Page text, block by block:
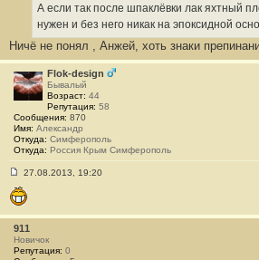
и
#
2
5
А если так после шпаклёвки лак яхтный
нужен и без него никак на эпоксидной
Ничё не понял , Анжей, хоть знаки
Flok-design
Бывалый
Возраст: 44
Репутация: 58
Сообщения: 870
Имя: Александр
Откуда: Симферополь
Откуда: Россия Крым Симферополь
о
о
б
щ
е
н
и
27.08.2013, 19:20
911
Новичок
Репутация: 0